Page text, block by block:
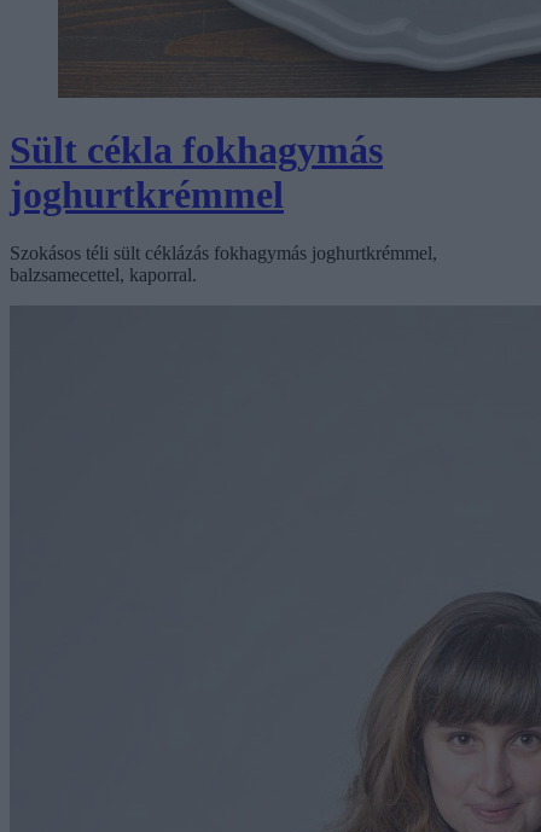
Sült cékla fokhagymás
joghurtkrémmel
Szokásos téli sült céklázás fokhagymás joghurtkrémmel,
balzsamecettel, kaporral.